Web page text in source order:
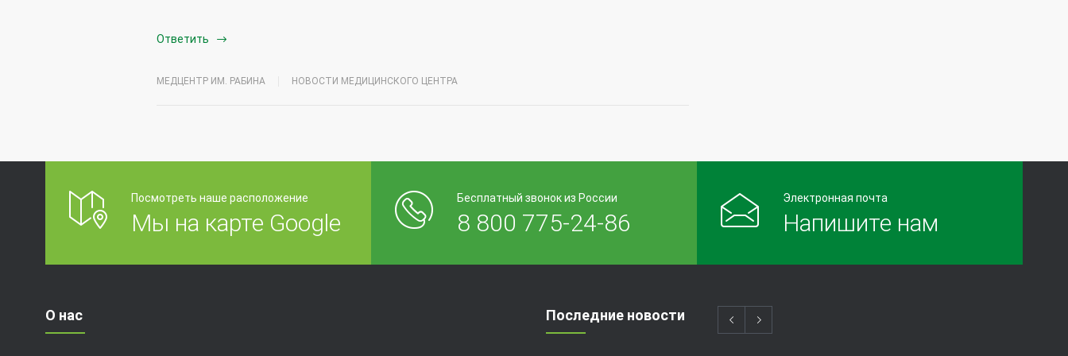
Ответить
МЕДЦЕНТР ИМ. РАБИНА НОВОСТИ МЕДИЦИНСКОГО ЦЕНТРА
Посмотреть наше расположение
Мы на карте Google
Бесплатный звонок из России
8 800 775-24-86
Электронная почта
Напишите нам
О нас Последние новости